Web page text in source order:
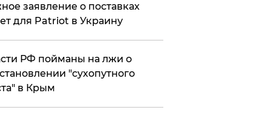
заявление о поставках
для Patriot в Украину
РФ пойманы на лжи о
"сухопутного
в Крым